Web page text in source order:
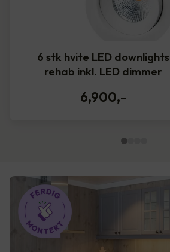
6 stk hvite LED downlights
rehab inkl. LED dimmer
6,900,-